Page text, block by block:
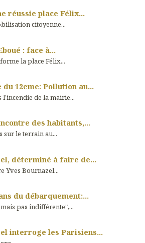
réussie place Félix...
citoyenne...
: face à...
la place Félix...
12eme: Pollution au...
de la mairie...
des habitants,...
sur le terrain au...
déterminé à faire de...
Yves Bournazel...
du débarquement:...
pas indifférente",...
interroge les Parisiens...